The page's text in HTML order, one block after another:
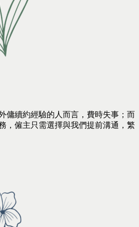
傭續約經驗的人而言，費時失事；而
，僱主只需選擇與我們提前溝通，繁